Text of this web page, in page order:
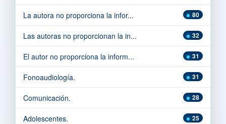
80
La autora no proporciona la infor...
32
Las autoras no proporcionan la in...
31
El autor no proporciona la inform...
31
Fonoaudiología.
28
Comunicación.
25
Adolescentes.